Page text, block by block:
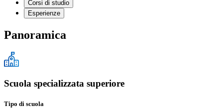
Corsi di studio
Esperienze
Panoramica
Scuola specializzata superiore
Tipo di scuola